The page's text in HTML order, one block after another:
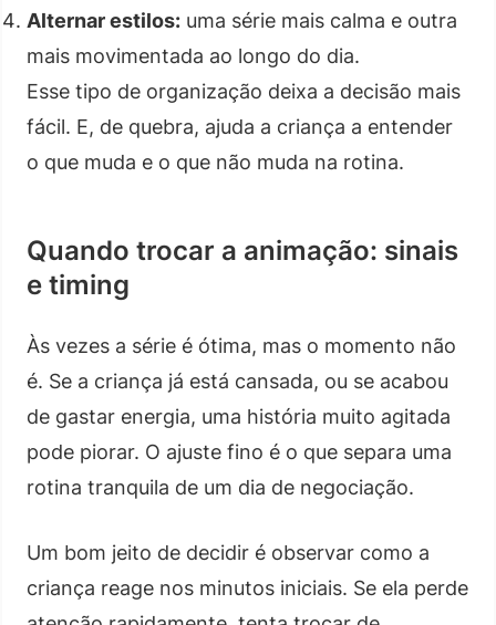
Alternar estilos: uma série mais calma e outra
mais movimentada ao longo do dia.
Esse tipo de organização deixa a decisão mais
fácil. E, de quebra, ajuda a criança a entender
o que muda e o que não muda na rotina.
Quando trocar a animação: sinais
e timing
Às vezes a série é ótima, mas o momento não
é. Se a criança já está cansada, ou se acabou
de gastar energia, uma história muito agitada
pode piorar. O ajuste fino é o que separa uma
rotina tranquila de um dia de negociação.
Um bom jeito de decidir é observar como a
criança reage nos minutos iniciais. Se ela perde